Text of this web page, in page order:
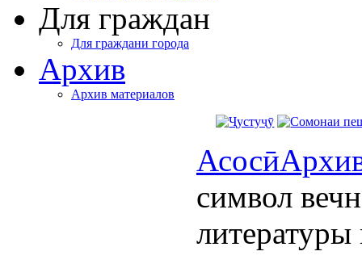
Для граждан
Для граждани города
Архив
Архив материалов
Асосӣ
символ